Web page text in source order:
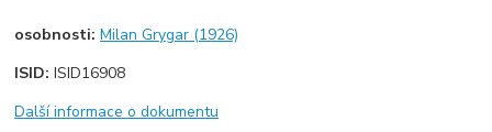
osobnosti:Milan Grygar (1926)
ISID:ISID16908
Další informace o dokumentu